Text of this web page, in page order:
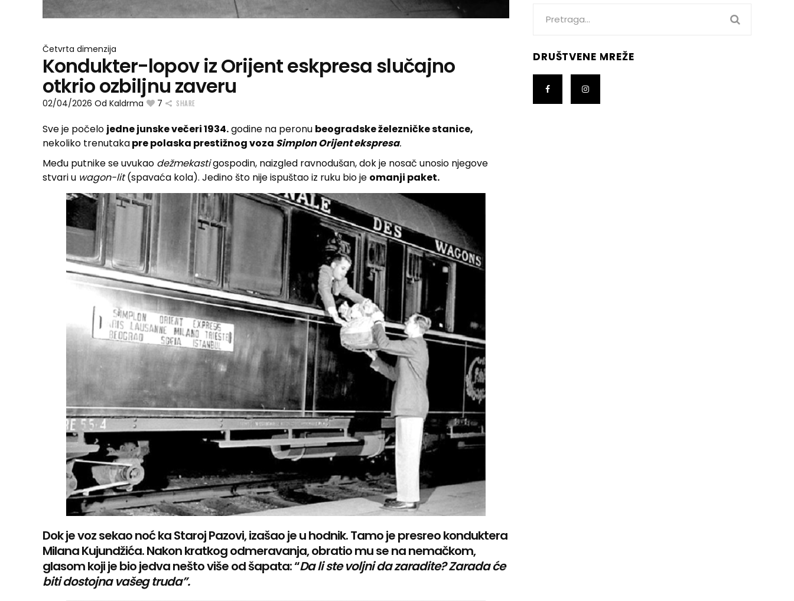
Četvrta dimenzija
Kondukter-lopov iz Orijent eskpresa slučajno
otkrio ozbiljnu zaveru
02/04/2026 Od Kaldrma 7 SHARE
Sve je počelo jedne junske večeri 1934.godine na peronu beogradske železničke stanice,
nekoliko trenutakapre polaska prestižnog voza Simplon Orijent ekspresa.
Među putnike se uvukao dežmekastigospodin, naizgled ravnodušan, dok je nosač unosio njegove
stvari u wagon-lit(spavaća kola). Jedino što nije ispuštao iz ruku bio je omanji paket.
Dok je voz sekao noć ka Staroj Pazovi, izašao je u hodnik. Tamo je presreo konduktera
Milana Kujundžića. Nakon kratkog odmeravanja, obratio mu se na nemačkom,
glasom koji je bio jedva nešto više od šapata: “Da li ste voljni da zaradite? Zarada će
biti dostojna vašeg truda”.
DRUŠTVENE MREŽE